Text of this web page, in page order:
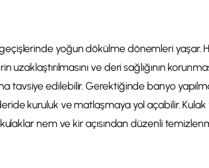
yoğun dökülme dönemleri yaşar.
uzaklaştırılmasını ve deri sağlığının
tavsiye edilebilir. Gerektiğinde banyo
kuruluk ve matlaşmaya yol açabilir. Kulak
nem ve kir açısından düzenli